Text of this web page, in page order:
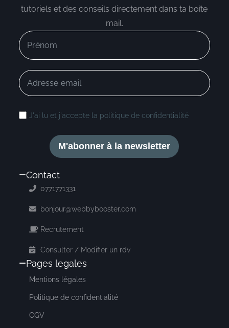
tutoriels et des conseils directement dans ta boîte
mail.
J'ai lu et j'accepte la politique de confidentialité
M'abonner à la newsletter
Contact
0771771331
bonjour@webbybooster.com
Recrutement
Consulter / Modifier un rdv
Pages legales
Mentions légales
Politique de confidentialité
CGV